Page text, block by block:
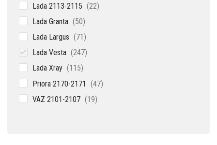
Lada 2113-2115 2222
Lada Granta 5050
Lada Largus 7171
Lada Vesta 247247
Lada Xray 115115
Priora 2170-2171 4747
VAZ 2101-2107 1919